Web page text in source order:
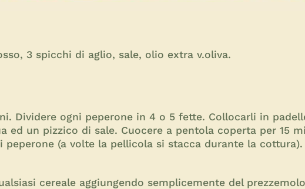
3 spicchi di aglio, sale, olio extra v.oliva.
Dividere ogni peperone in 4 o 5 fette. Collocarli in
un pizzico di sale. Cuocere a pentola coperta per 15
peperone (a volte la pellicola si stacca durante la
cereale aggiungendo semplicemente del